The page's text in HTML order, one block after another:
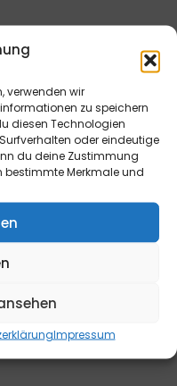
verwenden wir
zu speichern
diesen Technologien
oder eindeutige
du deine Zustimmung
bestimmte Merkmale und
Impressum